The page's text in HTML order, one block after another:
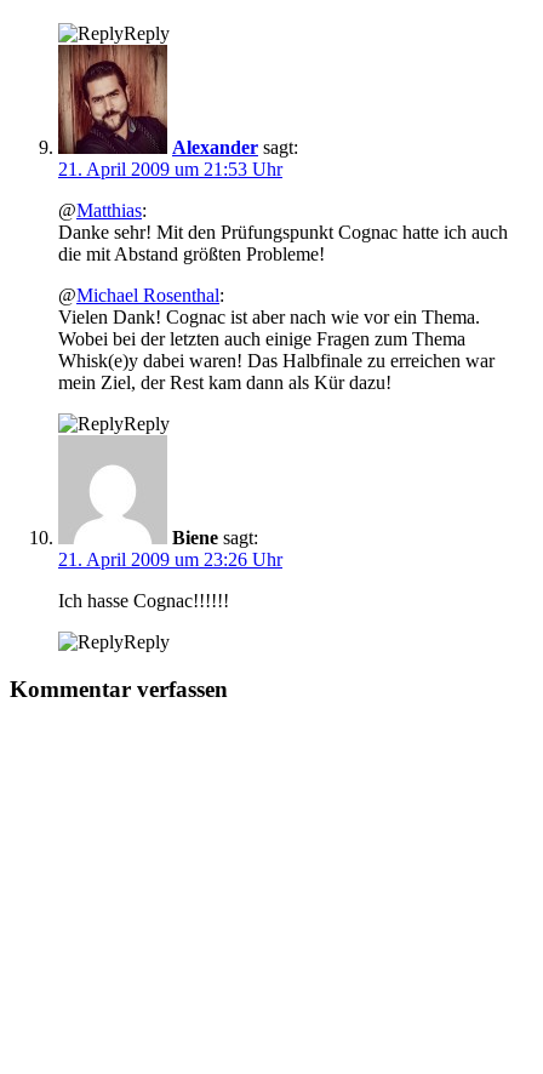
Reply
Alexander sagt:
21. April 2009 um 21:53 Uhr
@Matthias:
Danke sehr! Mit den Prüfungspunkt Cognac hatte ich auch
die mit Abstand größten Probleme!
@Michael Rosenthal:
Vielen Dank! Cognac ist aber nach wie vor ein Thema.
Wobei bei der letzten auch einige Fragen zum Thema
Whisk(e)y dabei waren! Das Halbfinale zu erreichen war
mein Ziel, der Rest kam dann als Kür dazu!
Reply
Biene sagt:
21. April 2009 um 23:26 Uhr
Ich hasse Cognac!!!!!!
Reply
Kommentar verfassen